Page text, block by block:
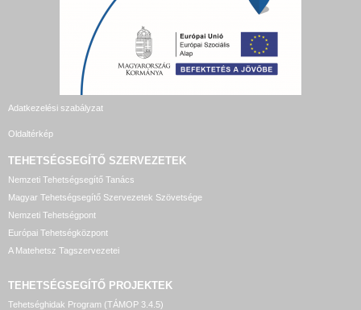
Adatkezelési szabályzat
Oldaltérkép
TEHETSÉGSEGÍTŐ SZERVEZETEK
Nemzeti Tehetségsegítő Tanács
Magyar Tehetségsegítő Szervezetek Szövetsége
Nemzeti Tehetségpont
Európai Tehetségközpont
A Matehetsz Tagszervezetei
TEHETSÉGSEGÍTŐ PROJEKTEK
Tehetséghidak Program (TÁMOP 3.4.5)